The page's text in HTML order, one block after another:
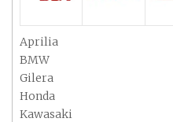
Aprilia
BMW
Gilera
Honda
Kawasaki